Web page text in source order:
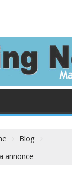
Blog
annonce